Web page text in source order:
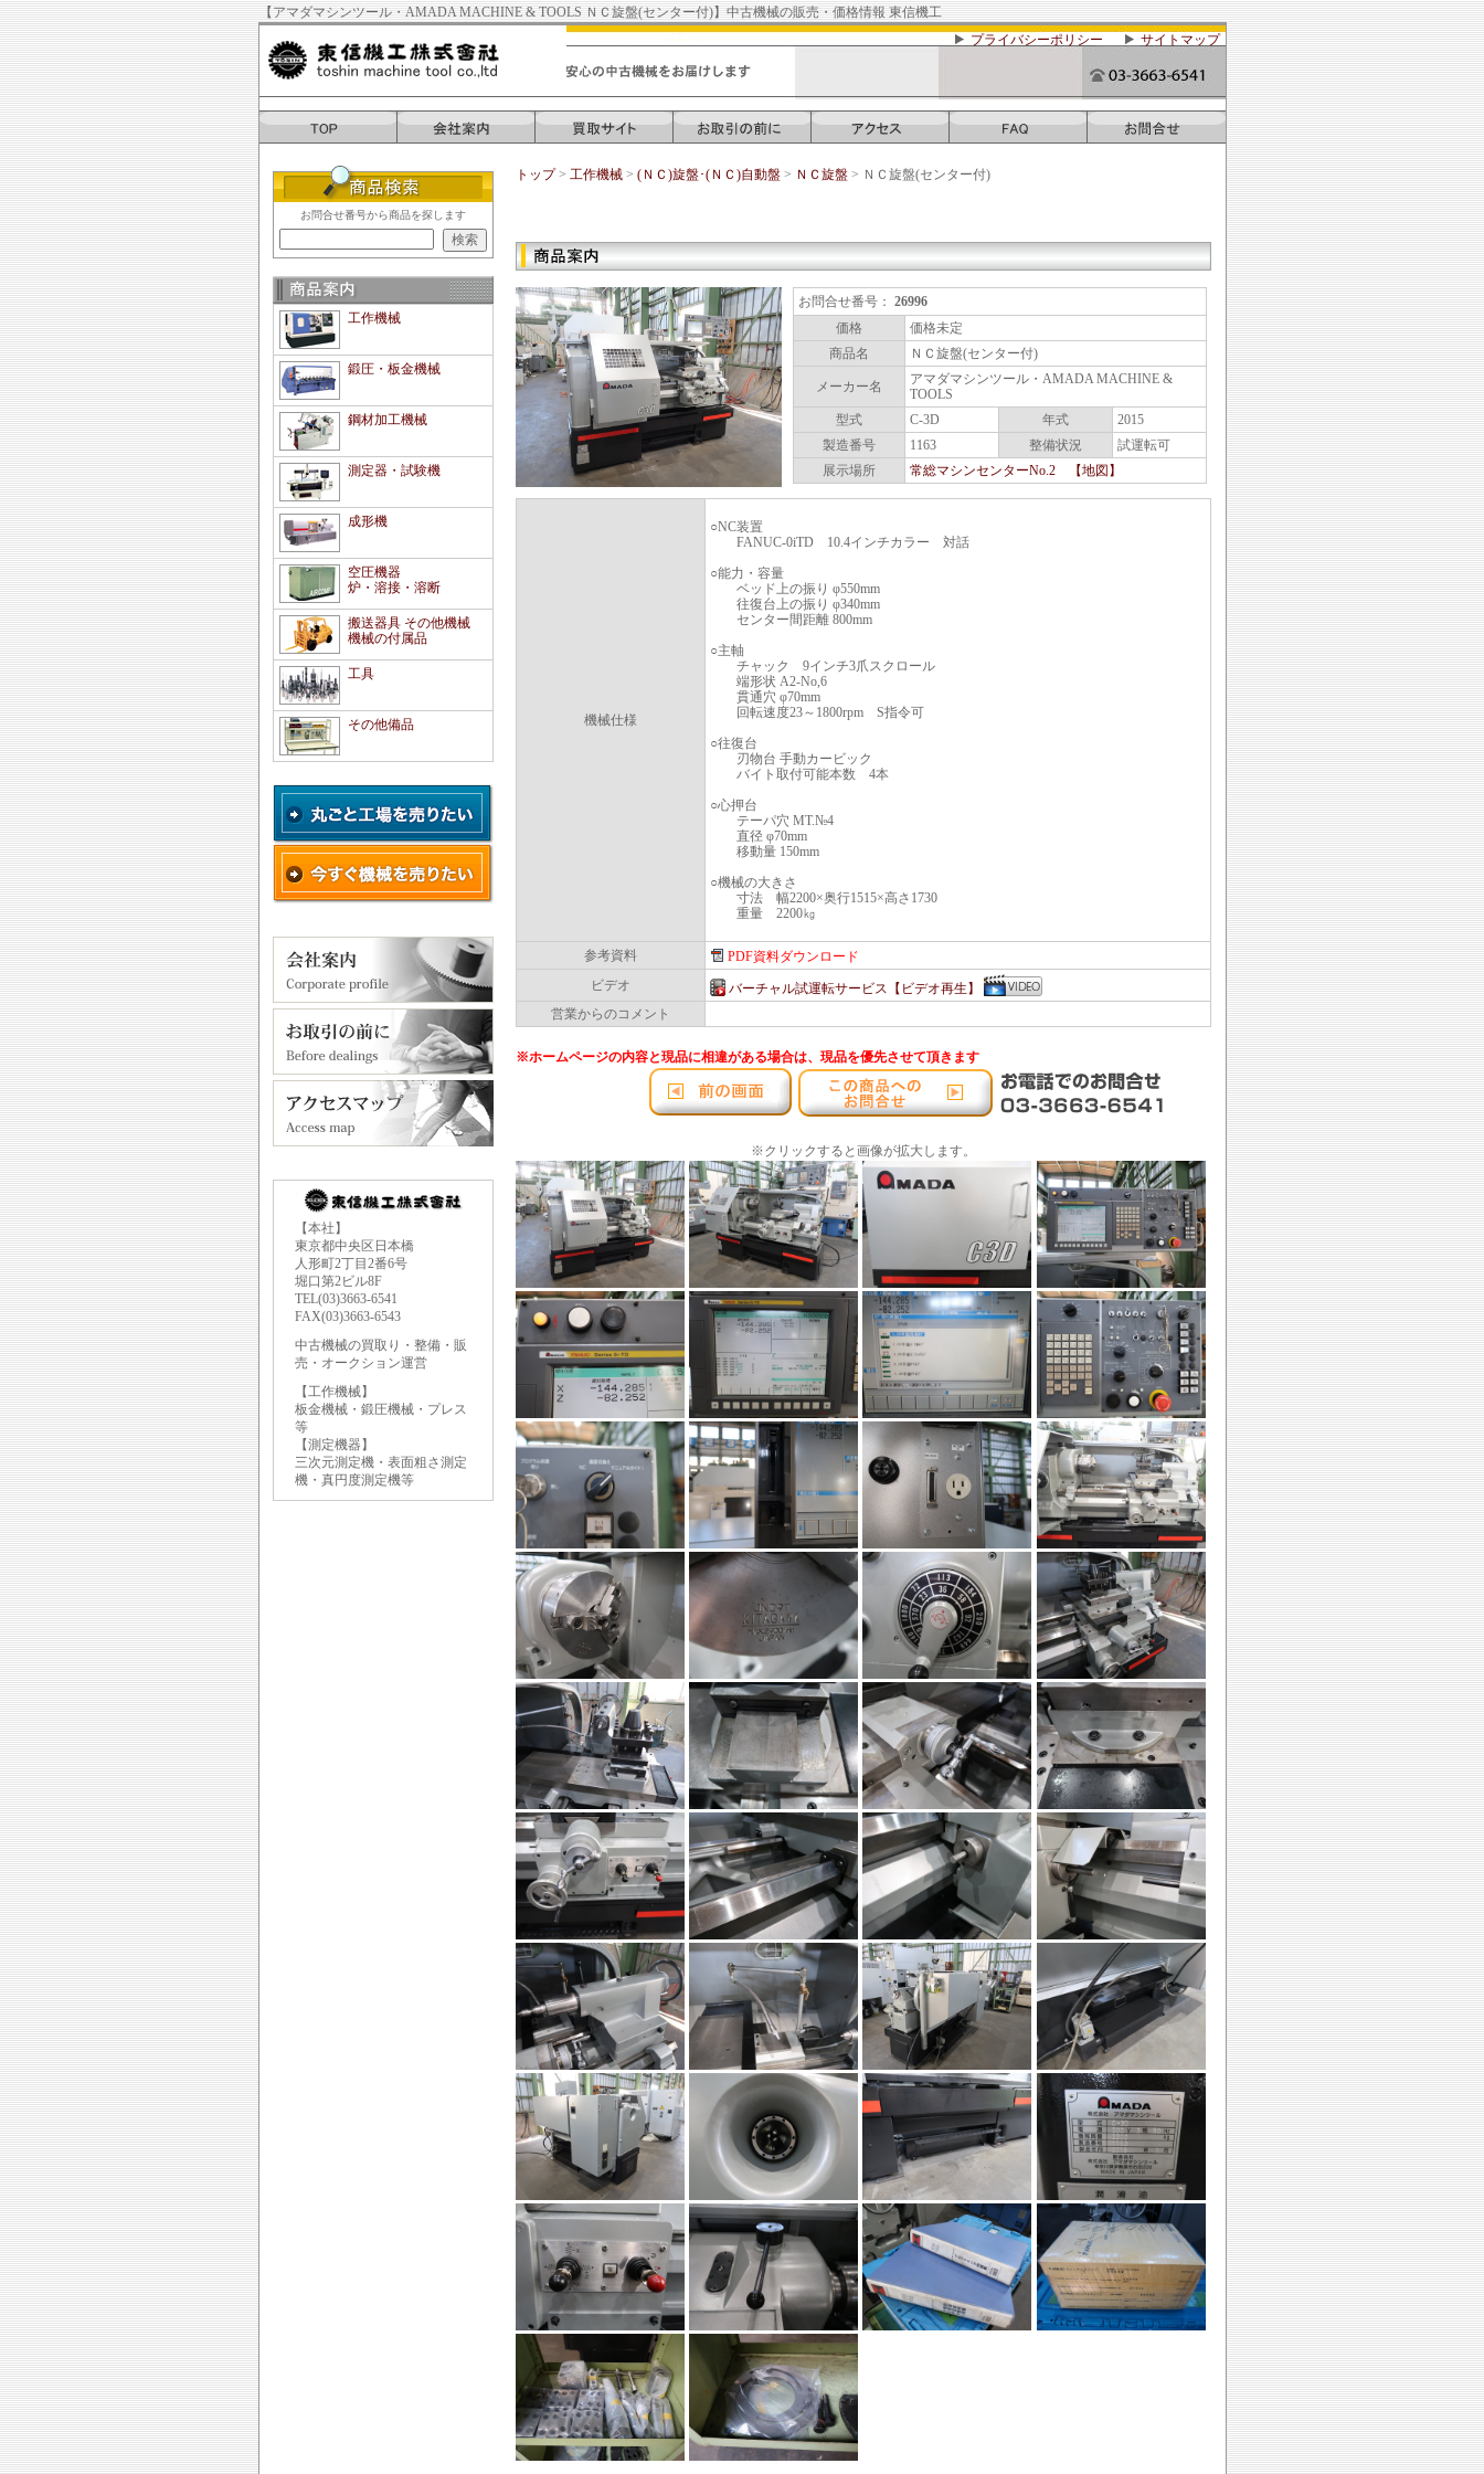
【アマダマシンツール・AMADA MACHINE & TOOLS ＮＣ旋盤(センター付)】中古機械の販売・価格情報 東信機工
プライバシーポリシー
サイトマップ
お問合せ番号から商品を探します
工作機械
鍛圧・板金機械
鋼材加工機械
測定器・試験機
成形機
空圧機器
炉・溶接・溶断
搬送器具 その他機械
機械の付属品
工具
その他備品
【本社】
東京都中央区日本橋
人形町2丁目2番6号
堀口第2ビル8F
TEL(03)3663-6541
FAX(03)3663-6543
中古機械の買取り・整備・販
売・オークション運営
【工作機械】
板金機械・鍛圧機械・プレス
等
【測定機器】
三次元測定機・表面粗さ測定
機・真円度測定機等
トップ> 工作機械 > (ＮＣ)旋盤･(ＮＣ)自動盤 > ＮＣ旋盤 > ＮＣ旋盤(センター付)
お問合せ番号： 26996
価格
価格未定
商品名
ＮＣ旋盤(センター付)
メーカー名
アマダマシンツール・AMADA MACHINE &
TOOLS
型式
C-3D 年式
2015
製造番号
1163 整備状況
試運転可
展示場所
常総マシンセンターNo.2 【地図】
機械仕様
○NC装置
FANUC-0iTD 10.4インチカラー 対話
○能力・容量
ベッド上の振り φ550mm
往復台上の振り φ340mm
センター間距離 800mm
○主軸
チャック 9インチ3爪スクロール
端形状 A2-No,6
貫通穴 φ70mm
回転速度23～1800rpm S指令可
○往復台
刃物台 手動カービック
バイト取付可能本数 4本
○心押台
テーパ穴 MT.№4
直径 φ70mm
移動量 150mm
○機械の大きさ
寸法 幅2200×奥行1515×高さ1730
重量 2200㎏
参考資料
PDF資料ダウンロード
ビデオ
バーチャル試運転サービス【ビデオ再生】
営業からのコメント
※ホームページの内容と現品に相違がある場合は、現品を優先させて頂きます
※クリックすると画像が拡大します。